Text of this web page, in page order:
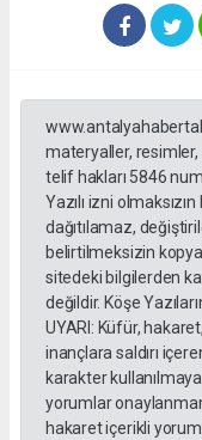
materyaller, resimler,
telif hakları 5846
Yazılı izni
dağıtılamaz,
belirtilmeksizin
sitedeki bilgilerden
değildir. Köşe
UYARI: Küfür,
inançlara saldırı
karakter
yorumlar
hakaret içerikli